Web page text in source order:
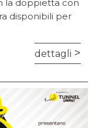
la doppietta con
disponibili per
dettagli